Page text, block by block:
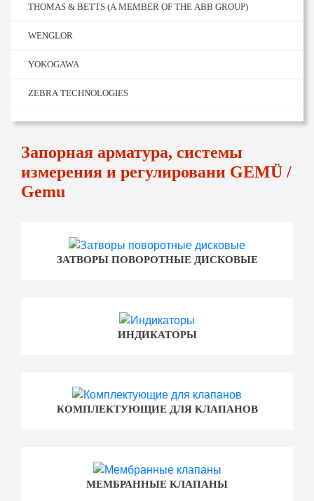
THOMAS & BETTS (A MEMBER OF THE ABB GROUP)
WENGLOR
YOKOGAWA
ZEBRA TECHNOLOGIES
Запорная арматура, системы
измерения и регулировани GEMÜ /
Gemu
ЗАТВОРЫ ПОВОРОТНЫЕ ДИСКОВЫЕ
ИНДИКАТОРЫ
КОМПЛЕКТУЮЩИЕ ДЛЯ КЛАПАНОВ
МЕМБРАННЫЕ КЛАПАНЫ